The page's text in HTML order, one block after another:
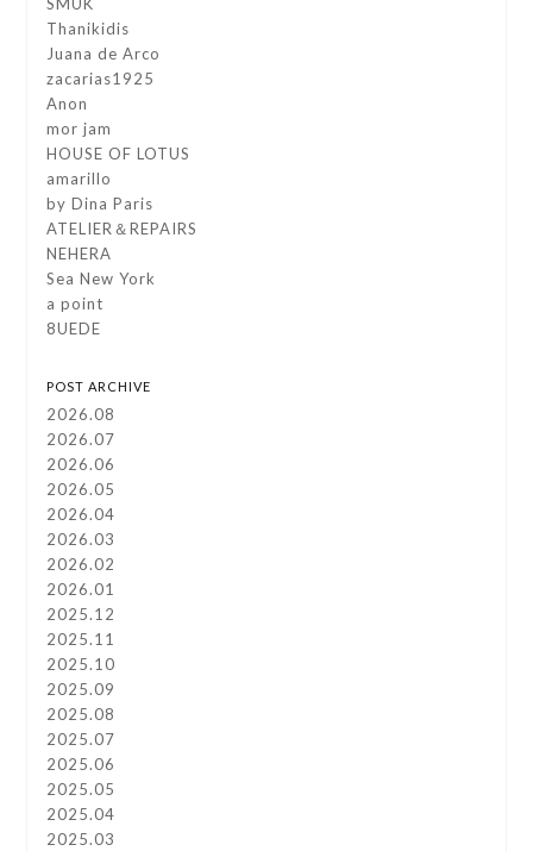
Thanikidis
Juana de Arco
zacarias1925
Anon
mor jam
HOUSE OF LOTUS
amarillo
by Dina Paris
ATELIER＆REPAIRS
NEHERA
Sea New York
a point
8UEDE
POST ARCHIVE
2026.08
2026.07
2026.06
2026.05
2026.04
2026.03
2026.02
2026.01
2025.12
2025.11
2025.10
2025.09
2025.08
2025.07
2025.06
2025.05
2025.04
2025.03